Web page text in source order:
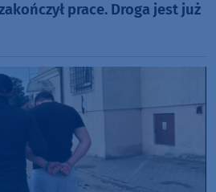
prace. Droga jest już